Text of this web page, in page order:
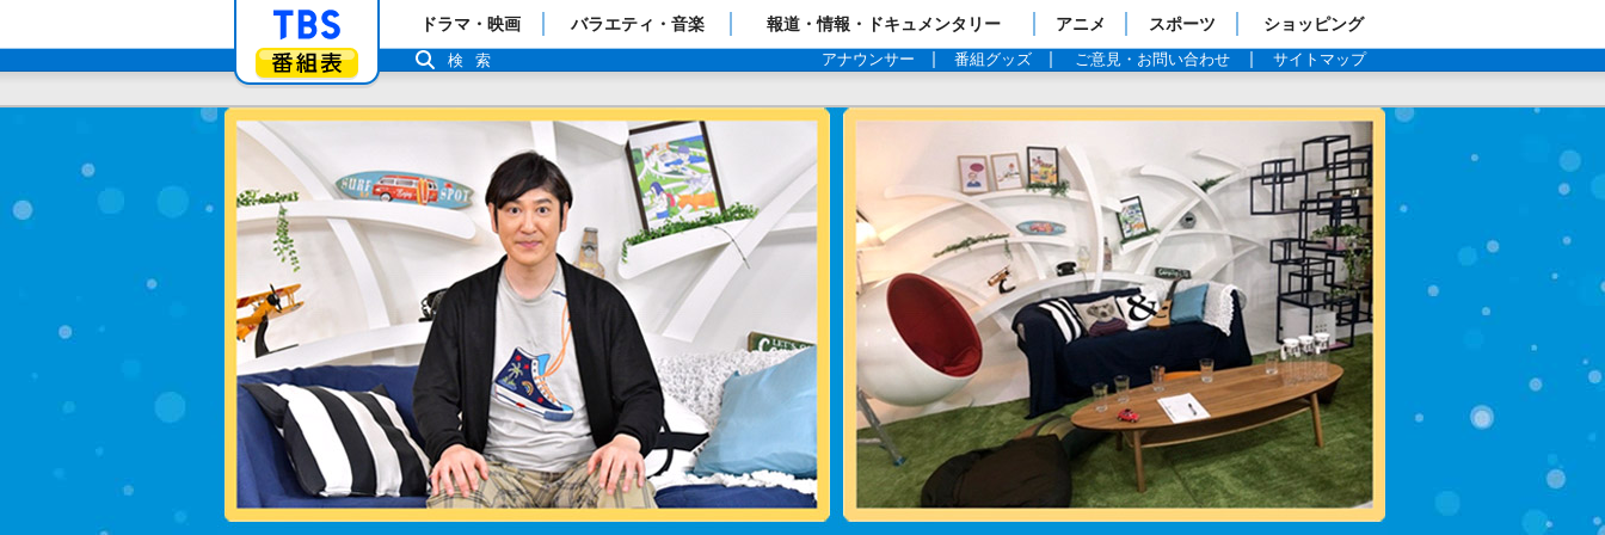
「TBSテレビ」トップページ
番組表
ドラマ・映画 バラエティ・音楽 報道・情報・ドキュメンタリー アニメ スポーツ ショッピング
アナウンサー 番組グッズ ご意見・お問い合わせ サイトマップ
検索